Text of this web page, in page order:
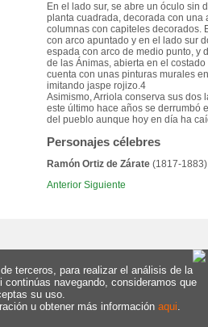
En el lado sur, se abre un óculo sin
planta cuadrada, decorada con
columnas con capiteles decorados.
con arco apuntado y en el lado sur
espada con arco de medio punto, y
de las Ánimas, abierta en el
cuenta con unas pinturas murales
imitando jaspe rojizo.4
Asimismo, Arriola conserva sus dos
este último hace años se derrumbó
del pueblo aunque hoy en día ha
Personajes célebres
Ramón Ortiz de Zárate (1817-
Anterior Siguiente
terceros, para realizar el análisis de la
navegando, consideramos que
su uso.
u obtener más información aqui.